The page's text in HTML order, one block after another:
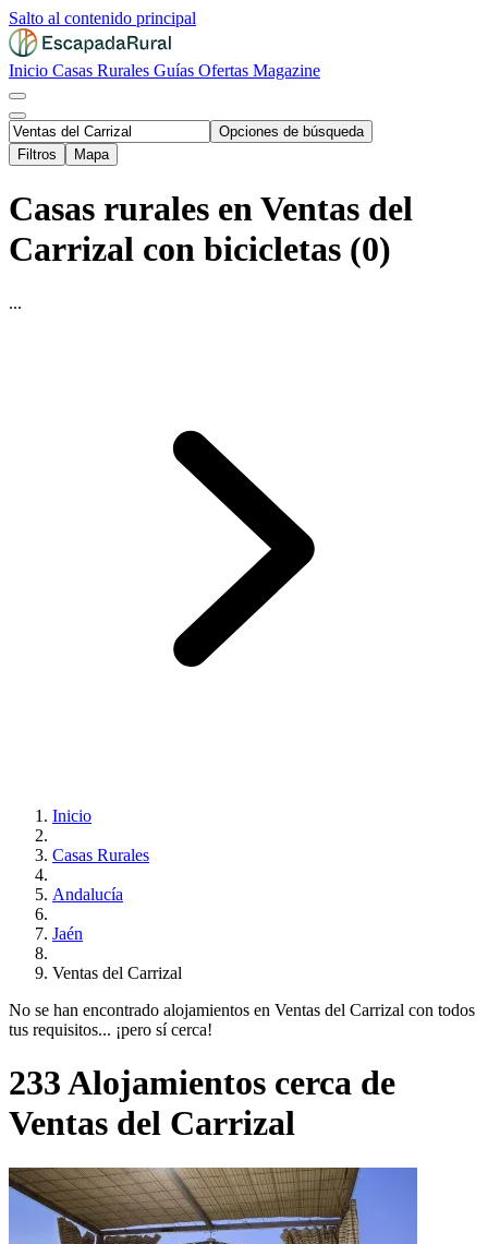
Salto al contenido principal
Inicio Casas Rurales Guías Ofertas Magazine
Opciones de búsqueda
Filtros
Mapa
Casas rurales en Ventas del
Carrizal con bicicletas (0)
...
Inicio
Casas Rurales
Andalucía
Jaén
Ventas del Carrizal
No se han encontrado alojamientos en Ventas del Carrizal con todos
tus requisitos... ¡pero sí cerca!
233 Alojamientos cerca de
Ventas del Carrizal